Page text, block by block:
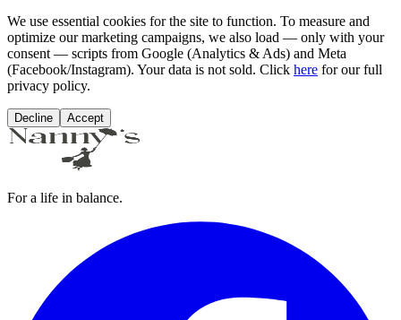
We use essential cookies for the site to function. To measure and
optimize our marketing campaigns, we also load — only with your
consent — scripts from Google (Analytics & Ads) and Meta
(Facebook/Instagram). Your data is not sold. Click here for our full
privacy policy.
Decline Accept
For a life in balance.